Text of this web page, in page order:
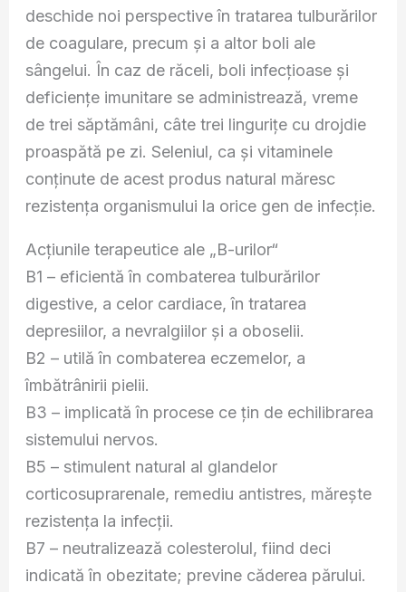
deschide noi perspective în tratarea tulburărilor
de coagulare, precum şi a altor boli ale
sângelui. În caz de răceli, boli infecţioase şi
deficienţe imunitare se administrează, vreme
de trei săptămâni, câte trei linguriţe cu drojdie
proaspătă pe zi. Seleniul, ca şi vitaminele
conţinute de acest produs natural măresc
rezistenţa organismului la orice gen de infecţie.
Acţiunile terapeutice ale „B-urilor“
B1 – eficientă în combaterea tulburărilor
digestive, a celor cardiace, în tratarea
depresiilor, a nevralgiilor şi a oboselii.
B2 – utilă în combaterea eczemelor, a
îmbătrânirii pielii.
B3 – implicată în procese ce ţin de echilibrarea
sistemului nervos.
B5 – stimulent natural al glandelor
corticosuprarenale, remediu antistres, măreşte
rezistenţa la infecţii.
B7 – neutralizează colesterolul, fiind deci
indicată în obezitate; previne căderea părului.